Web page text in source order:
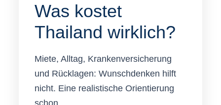
Was kostet
Thailand wirklich?
Miete, Alltag, Krankenversicherung
und Rücklagen: Wunschdenken hilft
nicht. Eine realistische Orientierung
schon.